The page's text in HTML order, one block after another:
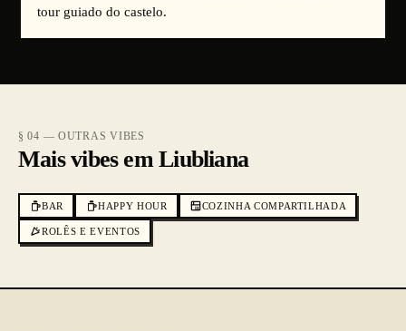
tour guiado do castelo.
§ 04 — OUTRAS VIBES
Mais vibes em Liubliana
BAR HAPPY HOUR COZINHA COMPARTILHADA
ROLÊS E EVENTOS